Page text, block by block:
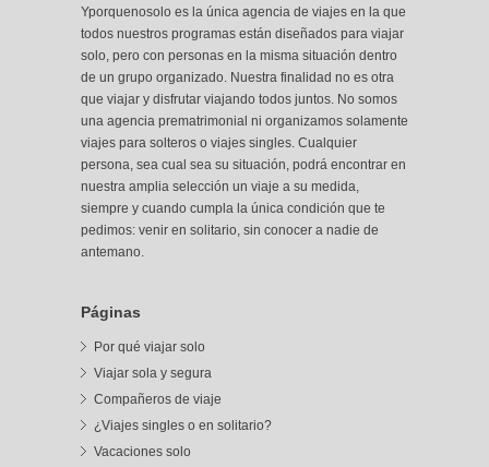
Yporquenosolo es la única agencia de viajes en la que
todos nuestros programas están diseñados para viajar
solo, pero con personas en la misma situación dentro
de un grupo organizado. Nuestra finalidad no es otra
que viajar y disfrutar viajando todos juntos. No somos
una agencia prematrimonial ni organizamos solamente
viajes para solteros o viajes singles. Cualquier
persona, sea cual sea su situación, podrá encontrar en
nuestra amplia selección un viaje a su medida,
siempre y cuando cumpla la única condición que te
pedimos: venir en solitario, sin conocer a nadie de
antemano.
Páginas
Por qué viajar solo
Viajar sola y segura
Compañeros de viaje
¿Viajes singles o en solitario?
Vacaciones solo